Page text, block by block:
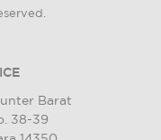
Barat
38-39